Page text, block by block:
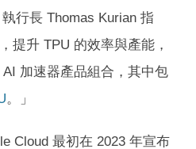
行長 Thomas Kurian 指
提升 TPU 的效率與產能，
加速器產品組合，其中包
。」
Cloud 最初在 2023 年宣布